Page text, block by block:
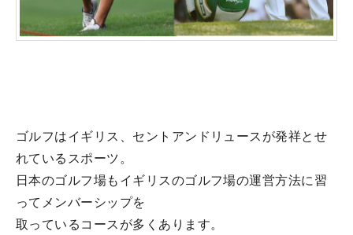
ゴルフはイギリス、セントアンドリュースが発祥とせ
れているスポーツ。
日本のゴルフ場もイギリスのゴルフ場の運営方法に習
ってメンバーシップを
取っているコースが多くあります。